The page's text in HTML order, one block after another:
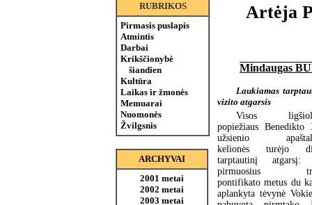
RUBRIKOS
Pirmasis puslapis
Atmintis
Darbai
Krikščionybė
šiandien
Kultūra
Laikas ir žmonės
Memuarai
Nuomonės
Žvilgsnis
ARCHYVAI
2001 metai
2002 metai
2003 metai
Artėja
Mindaugas
Laukiamas
vizito atgarsis
Visos
popiežiaus Benedikto
užsienio
kelionės turėjo
tarptautinį atgarsį:
pirmuosius
pontifikato metus du
aplankyta tėvynė